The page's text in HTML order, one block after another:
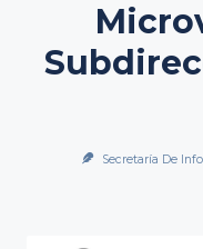
Secretaría De